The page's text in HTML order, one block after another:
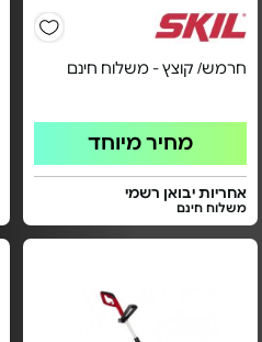
חרמש/ קוצץ - משלוח חינם
מחיר מיוחד
אחריות יבואן רשמי
משלוח חינם